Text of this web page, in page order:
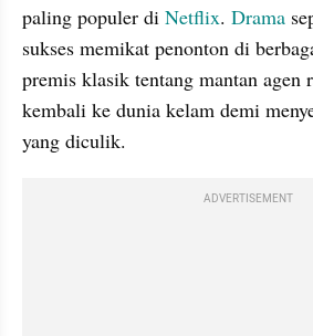
paling populer di Netflix. Drama
sukses memikat penonton di
premis klasik tentang mantan agen
kembali ke dunia kelam demi
yang diculik.
ADVERTISEMENT